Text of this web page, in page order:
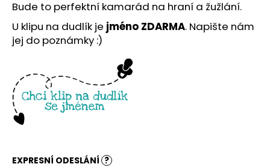
Bude to perfektní kamarád na hraní a žužlání.
U klipu na dudlík je jméno ZDARMA. Napište nám
jej do poznámky :)
EXPRESNÍ ODESLÁNÍ ?
j
m
e